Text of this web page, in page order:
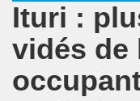
Ituri :
vidés de